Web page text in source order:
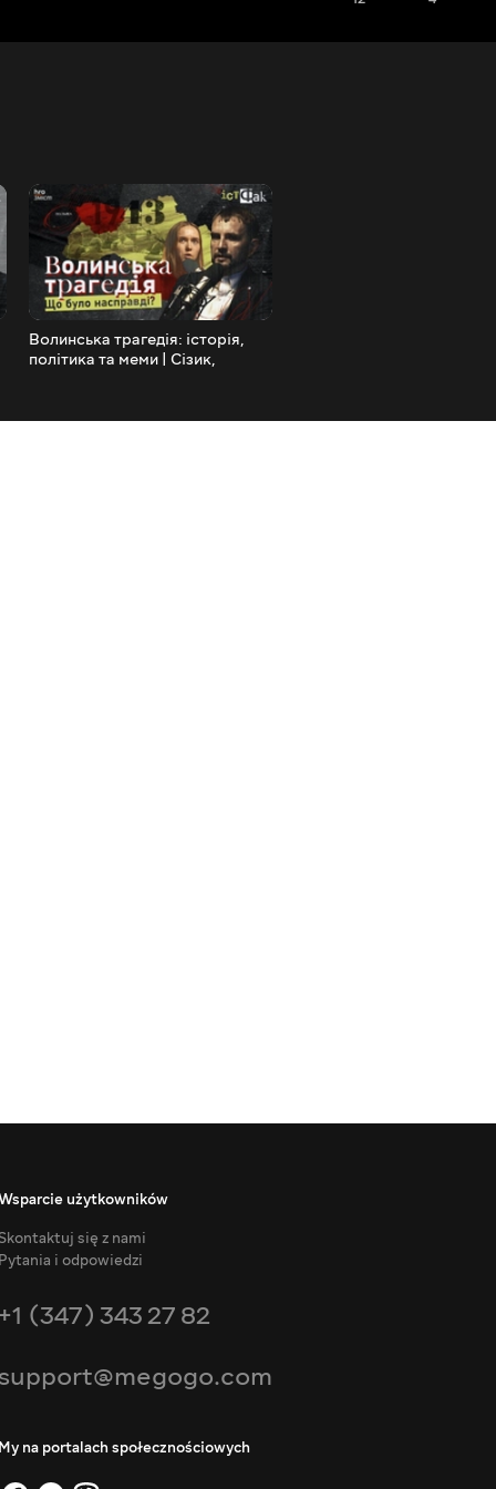
Волинська трагедія: історія,
політика та меми | Сізик,
użytkowników
się z nami
i odpowiedzi
(347) 343 27 82
na portalach społecznościowych